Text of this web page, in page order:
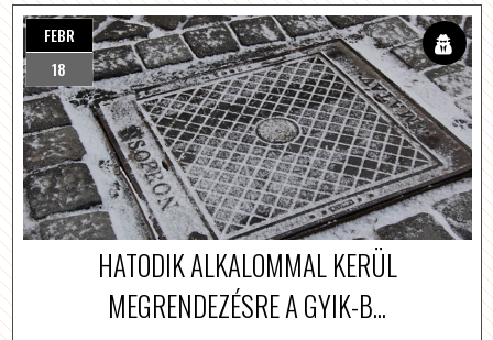
FEBR
18
HATODIK ALKALOMMAL KERÜL
MEGRENDEZÉSRE A GYIK-B...